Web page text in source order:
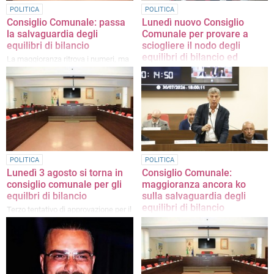
POLITICA
Consiglio Comunale: passa
la salvaguardia degli
equilibri di bilancio
La maggioranza ritrova i numeri, ma
le polemiche restano. Venti i voti
favorevoli al provvedimento
POLITICA
Lunedì nuovo Consiglio
Comunale per provare a
sciogliere il nodo degli
equilibri di bilancio ed
evitare (entro venti giorni) il
commissariamento
La maggioranza, secondo il sindaco,
dovrebbe ritrovare i numeri, ma
permangono le divisioni. Intanto, nel
centrosinistra, prime prove di
coalizione e primi nodi da sciogliere
in vista delle prossime elezioni
POLITICA
Lunedì 3 agosto si torna in
consiglio comunale per gli
equilbri di bilancio
Terzo tentativo di approvazione per il
POLITICA
Consiglio Comunale:
maggioranza ancora ko
sulla salvaguardia degli
equilibri di bilancio
La conta dei voti favorevoli si è
fermata a 15 voti, a fronte dei 17
necessari